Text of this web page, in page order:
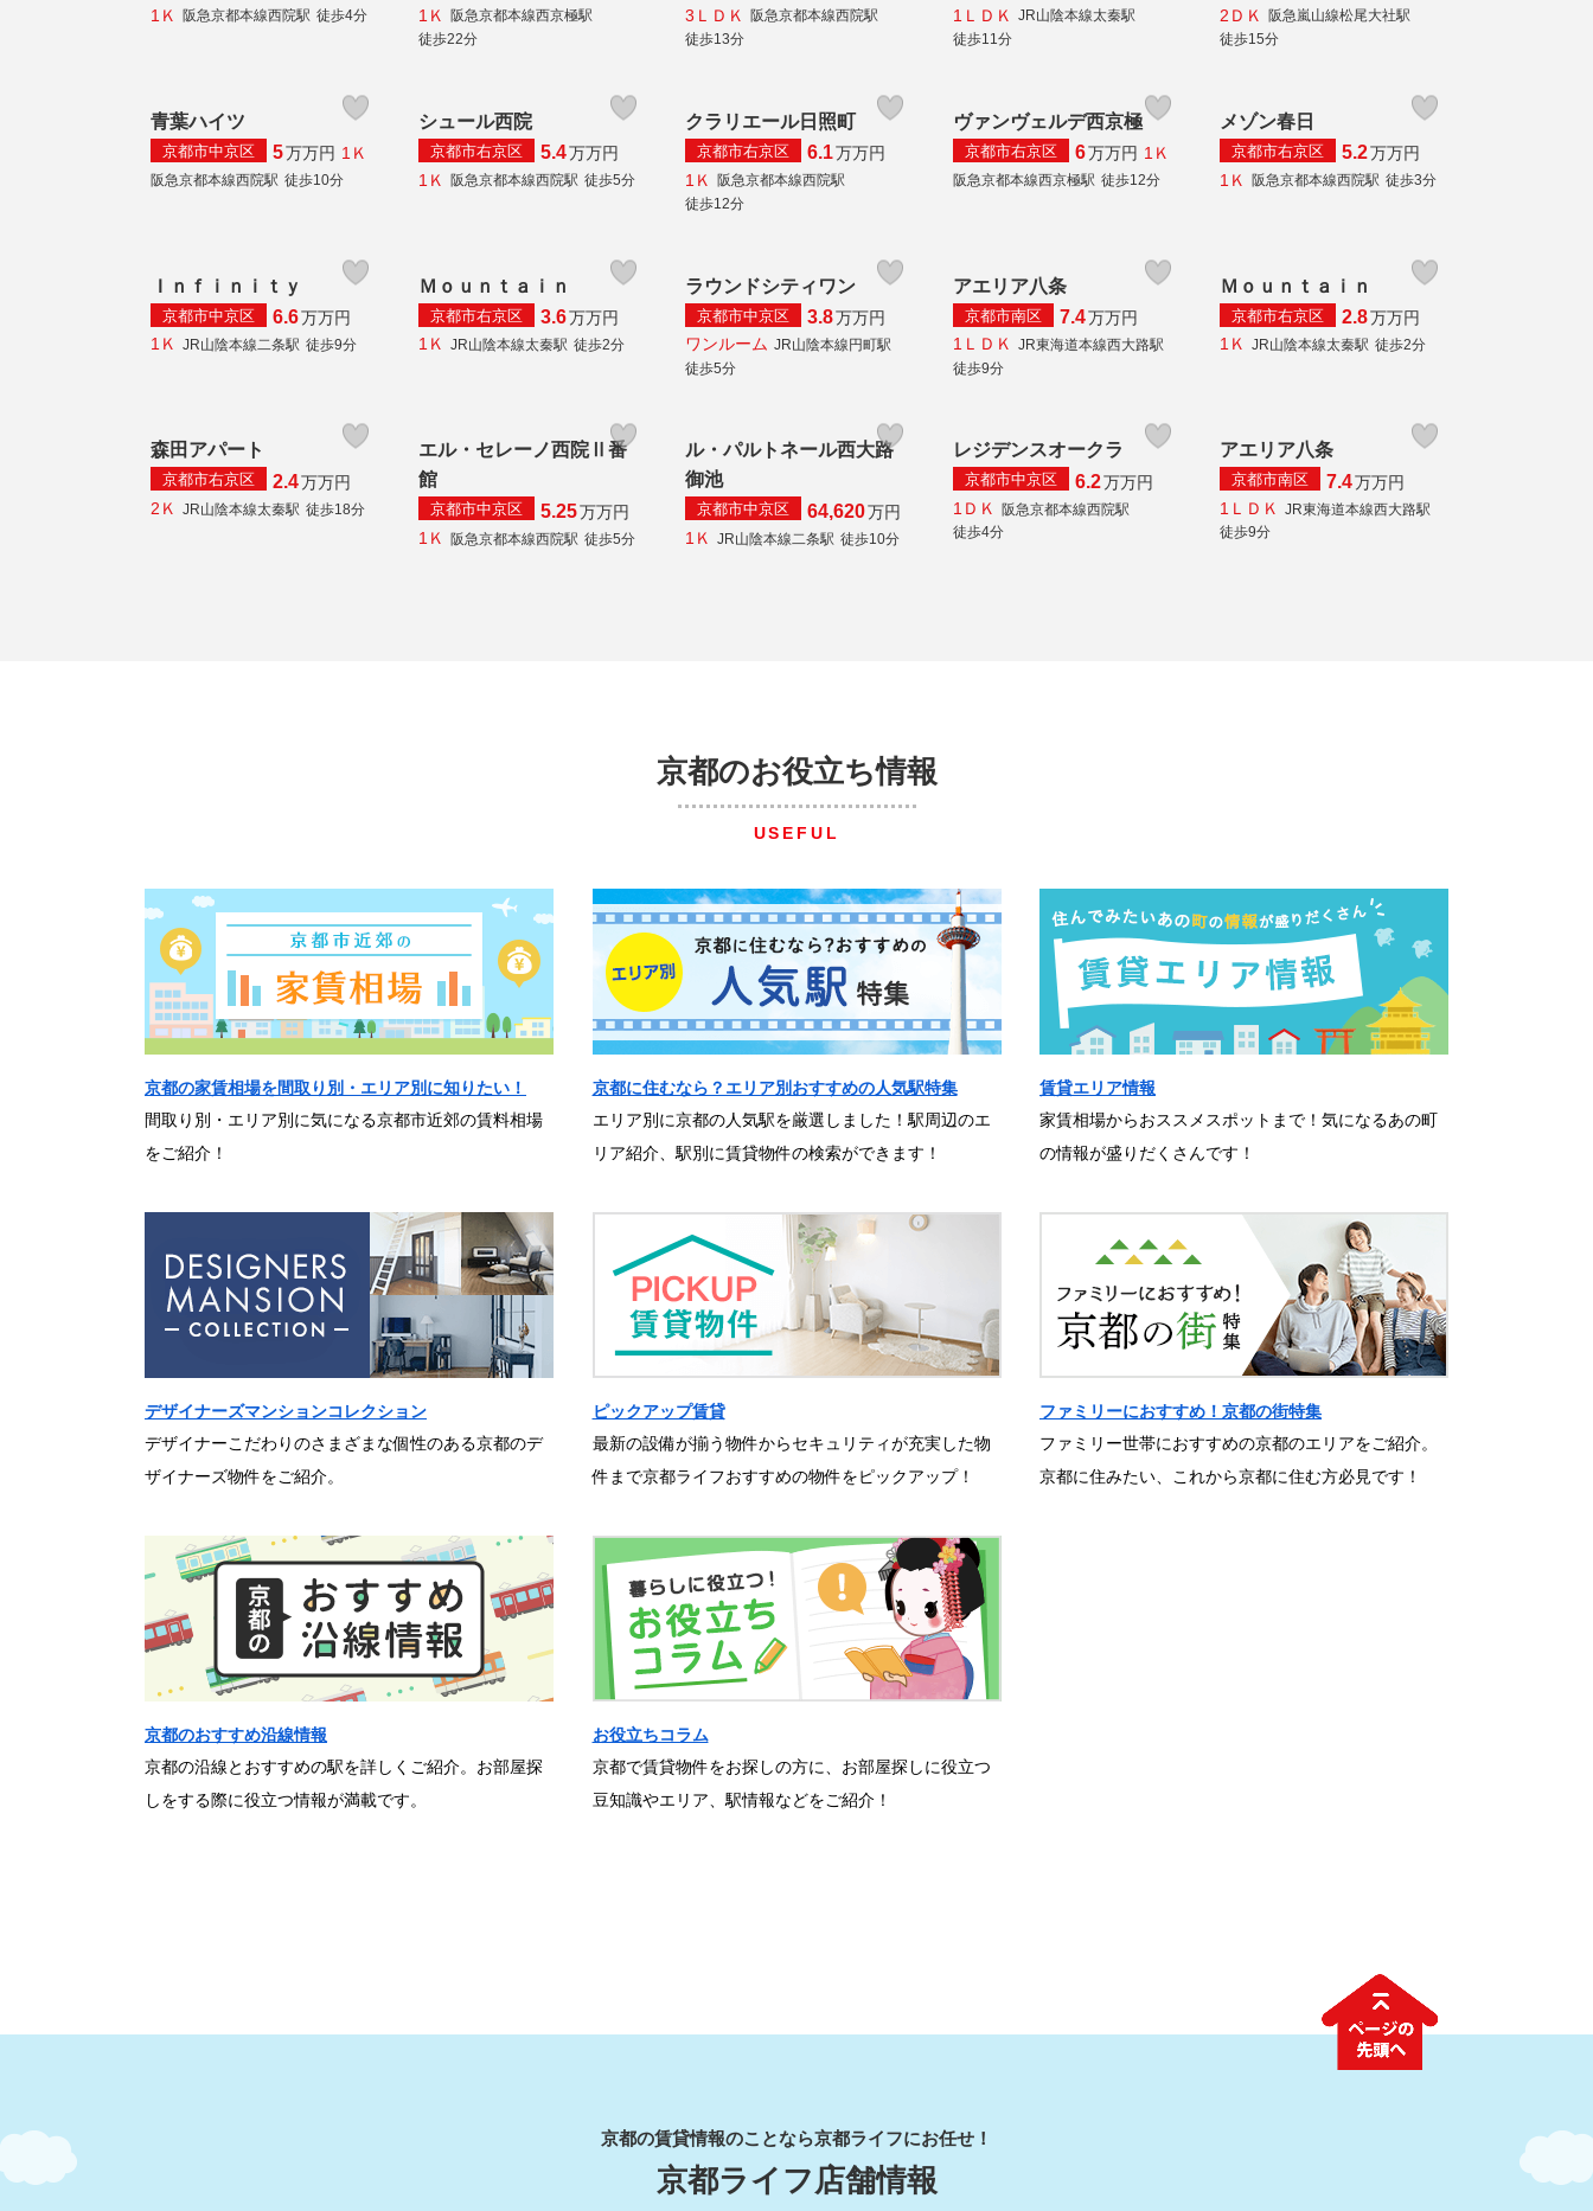
1Ｋ
阪急京都本線西院駅 徒歩4分
1Ｋ
阪急京都本線西京極駅
徒歩22分
3ＬＤＫ
阪急京都本線西院駅
徒歩13分
1ＬＤＫ
JR山陰本線太秦駅
徒歩11分
2ＤＫ
阪急嵐山線松尾大社駅
徒歩15分
青葉ハイツ
京都市中京区 5万万円 1Ｋ
阪急京都本線西院駅 徒歩10分
シュール西院
京都市右京区 5.4万万円
1Ｋ
阪急京都本線西院駅 徒歩5分
クラリエール日照町
京都市右京区 6.1万万円
1Ｋ
阪急京都本線西院駅
徒歩12分
ヴァンヴェルデ西京極
京都市右京区 6万万円 1Ｋ
阪急京都本線西京極駅 徒歩12分
メゾン春日
京都市右京区 5.2万万円
1Ｋ
阪急京都本線西院駅 徒歩3分
Ｉｎｆｉｎｉｔｙ
京都市中京区 6.6万万円
1Ｋ JR山陰本線二条駅 徒歩9分
Ｍｏｕｎｔａｉｎ
京都市右京区 3.6万万円
1Ｋ JR山陰本線太秦駅 徒歩2分
ラウンドシティワン
京都市中京区 3.8万万円
ワンルーム JR山陰本線円町駅
徒歩5分
アエリア八条
京都市南区 7.4万万円
1ＬＤＫ JR東海道本線西大路駅
徒歩9分
Ｍｏｕｎｔａｉｎ
京都市右京区 2.8万万円
1Ｋ JR山陰本線太秦駅 徒歩2分
森田アパート
京都市右京区 2.4万万円
2Ｋ
JR山陰本線太秦駅 徒歩18分
エル・セレーノ西院Ⅱ番
館
京都市中京区 5.25万万円
1Ｋ
阪急京都本線西院駅 徒歩5分
ル・パルトネール西大路
御池
京都市中京区 64,620万円
1Ｋ
JR山陰本線二条駅 徒歩10分
レジデンスオークラ
京都市中京区 6.2万万円
1ＤＫ
阪急京都本線西院駅
徒歩4分
アエリア八条
京都市南区 7.4万万円
1ＬＤＫ
JR東海道本線西大路駅
徒歩9分
京都のお役立ち情報
USEFUL
京都の家賃相場を間取り別・エリア別に知りたい！
間取り別・エリア別に気になる京都市近郊の賃料相場
をご紹介！
京都に住むなら？エリア別おすすめの人気駅特集
エリア別に京都の人気駅を厳選しました！駅周辺のエ
リア紹介、駅別に賃貸物件の検索ができます！
賃貸エリア情報
家賃相場からおススメスポットまで！気になるあの町
の情報が盛りだくさんです！
デザイナーズマンションコレクション
デザイナーこだわりのさまざまな個性のある京都のデ
ザイナーズ物件をご紹介。
ピックアップ賃貸
最新の設備が揃う物件からセキュリティが充実した物
件まで京都ライフおすすめの物件をピックアップ！
ファミリーにおすすめ！京都の街特集
ファミリー世帯におすすめの京都のエリアをご紹介。
京都に住みたい、これから京都に住む方必見です！
京都のおすすめ沿線情報
京都の沿線とおすすめの駅を詳しくご紹介。お部屋探
しをする際に役立つ情報が満載です。
お役立ちコラム
京都で賃貸物件をお探しの方に、お部屋探しに役立つ
豆知識やエリア、駅情報などをご紹介！
京都の賃貸情報のことなら京都ライフにお任せ！
京都ライフ店舗情報